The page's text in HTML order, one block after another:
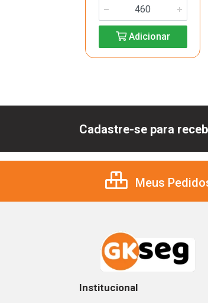
Adicionar
Cadastre-se para
Meus
Institucional